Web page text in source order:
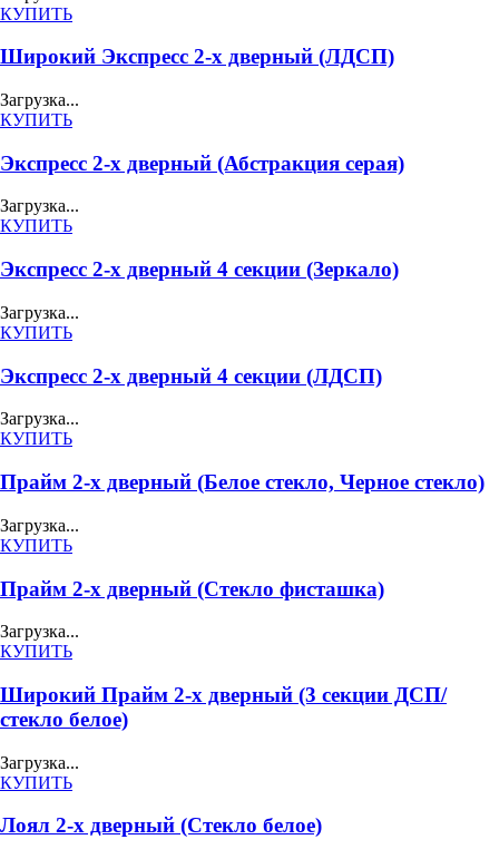
КУПИТЬ
Широкий Экспресс 2-х дверный (ЛДСП)
Загрузка...
КУПИТЬ
Экспресс 2-х дверный (Абстракция серая)
Загрузка...
КУПИТЬ
Экспресс 2-х дверный 4 секции (Зеркало)
Загрузка...
КУПИТЬ
Экспресс 2-х дверный 4 секции (ЛДСП)
Загрузка...
КУПИТЬ
Прайм 2-х дверный (Белое стекло, Черное стекло)
Загрузка...
КУПИТЬ
Прайм 2-х дверный (Стекло фисташка)
Загрузка...
КУПИТЬ
Широкий Прайм 2-х дверный (3 секции ДСП/
стекло белое)
Загрузка...
КУПИТЬ
Лоял 2-х дверный (Стекло белое)